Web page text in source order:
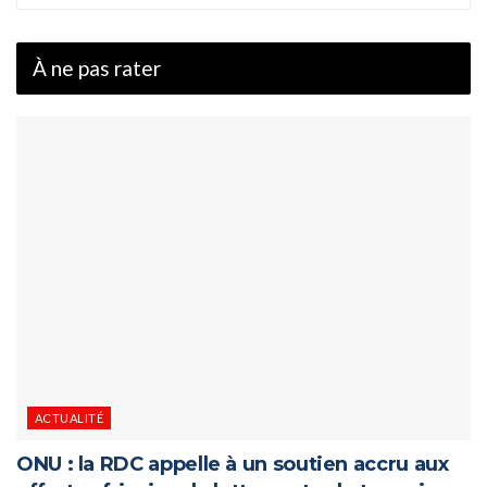
À ne pas rater
ACTUALITÉ
ONU : la RDC appelle à un soutien accru aux